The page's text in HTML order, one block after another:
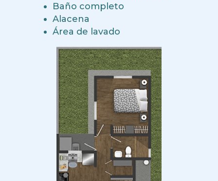
Baño completo
Alacena
Área de lavado